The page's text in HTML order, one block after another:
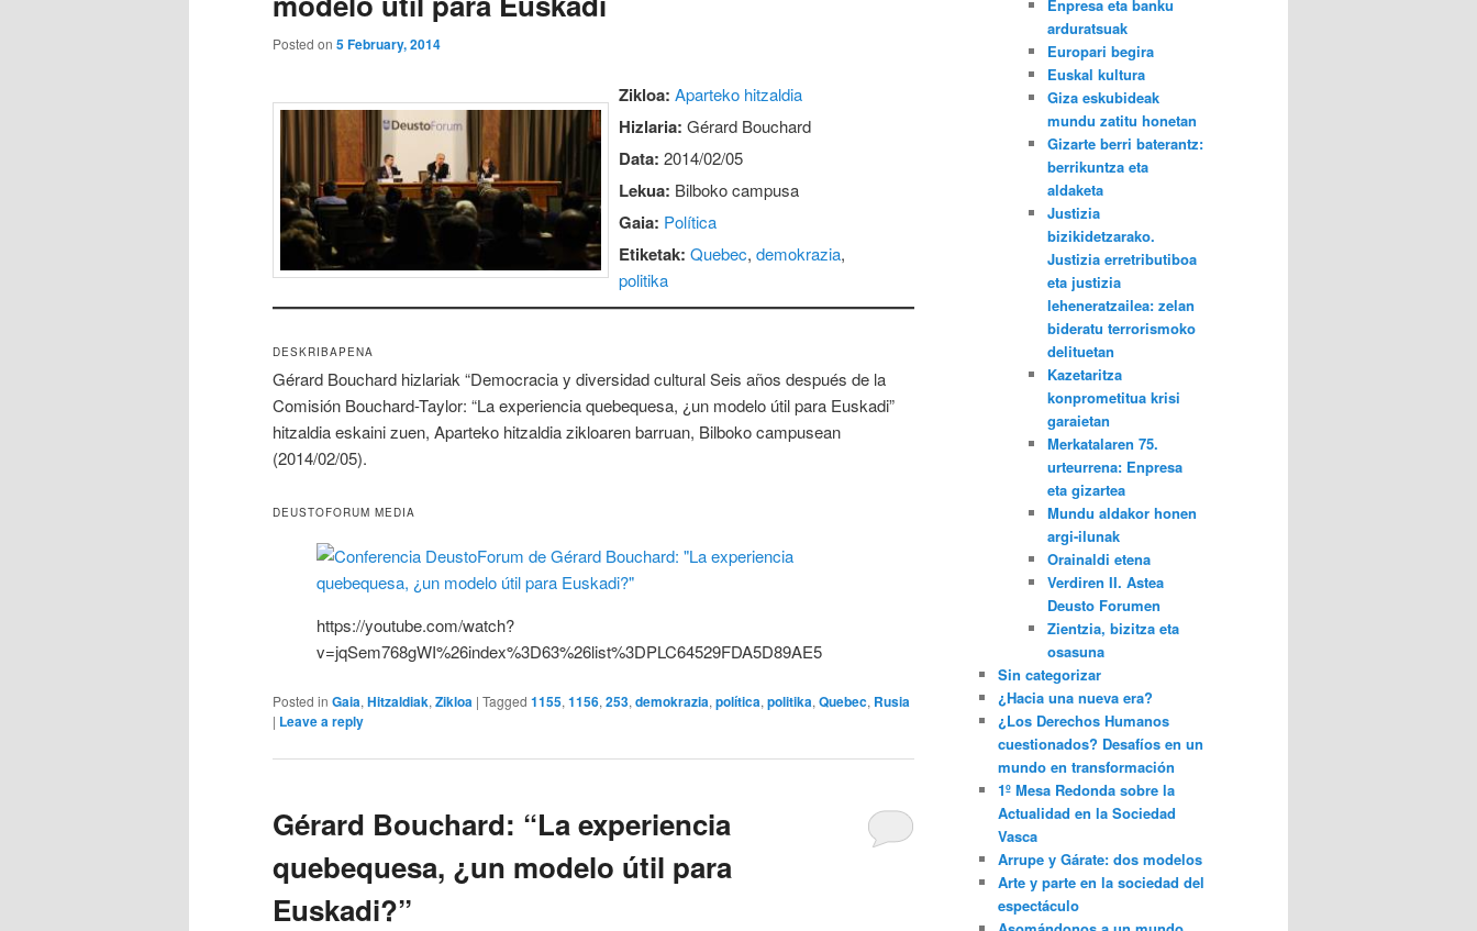
Posted on 5 February, 2014
Zikloa: Aparteko hitzaldia
Hizlaria: Gérard Bouchard
Data: 2014/02/05
Lekua: Bilboko campusa
Gaia: Política
Etiketak: Quebec,demokrazia,
politika
DESKRIBAPENA
Gérard Bouchard hizlariak “Democracia y diversidad cultural Seis años después de la
Comisión Bouchard-Taylor: “La experiencia quebequesa, ¿un modelo útil para Euskadi”
hitzaldia eskaini zuen, Aparteko hitzaldia zikloaren barruan, Bilboko campusean
(2014/02/05).
DEUSTOFORUM MEDIA
https://youtube.com/watch?
v=jqSem768gWI%26index%3D63%26list%3DPLC64529FDA5D89AE5
Posted in Gaia, Hitzaldiak, Zikloa | Tagged 1155, 1156, 253, demokrazia, política, politika, Quebec, Rusia
| Leave a reply
Gérard Bouchard: “La experiencia
quebequesa, ¿un modelo útil para
Euskadi?”
Enpresa eta banku
arduratsuak
Europari begira
Euskal kultura
Giza eskubideak
mundu zatitu honetan
Gizarte berri baterantz:
berrikuntza eta
aldaketa
Justizia
bizikidetzarako.
Justizia erretributiboa
eta justizia
leheneratzailea: zelan
bideratu terrorismoko
delituetan
Kazetaritza
konprometitua krisi
garaietan
Merkatalaren 75.
urteurrena: Enpresa
eta gizartea
Mundu aldakor honen
argi-ilunak
Orainaldi etena
Verdiren II. Astea
Deusto Forumen
Zientzia, bizitza eta
osasuna
Sin categorizar
¿Hacia una nueva era?
¿Los Derechos Humanos
cuestionados? Desafíos en un
mundo en transformación
1º Mesa Redonda sobre la
Actualidad en la Sociedad
Vasca
Arrupe y Gárate: dos modelos
Arte y parte en la sociedad del
espectáculo